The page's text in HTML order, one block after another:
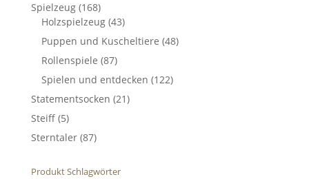
Spielzeug (168)
Holzspielzeug (43)
Puppen und Kuscheltiere (48)
Rollenspiele (87)
Spielen und entdecken (122)
Statementsocken (21)
Steiff (5)
Sterntaler (87)
Produkt Schlagwörter